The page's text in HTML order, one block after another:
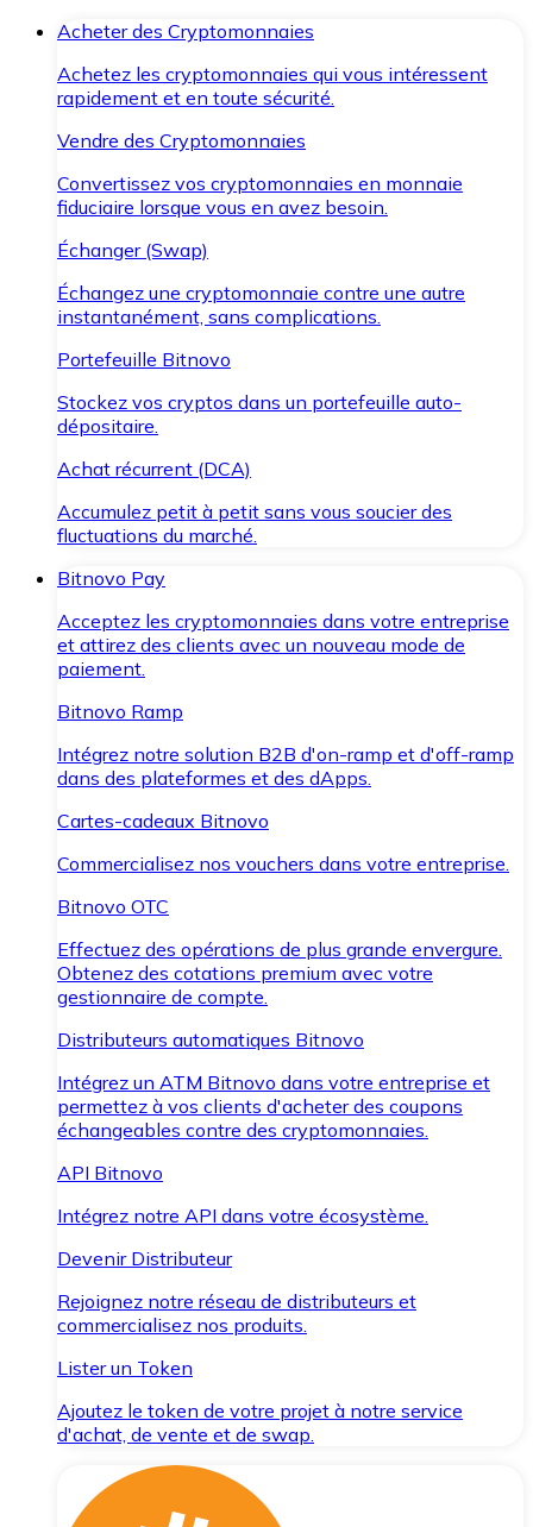
Acheter des Cryptomonnaies
Achetez les cryptomonnaies qui vous intéressent
rapidement et en toute sécurité.
Vendre des Cryptomonnaies
Convertissez vos cryptomonnaies en monnaie
fiduciaire lorsque vous en avez besoin.
Échanger (Swap)
Échangez une cryptomonnaie contre une autre
instantanément, sans complications.
Portefeuille Bitnovo
Stockez vos cryptos dans un portefeuille auto-
dépositaire.
Achat récurrent (DCA)
Accumulez petit à petit sans vous soucier des
fluctuations du marché.
Bitnovo Pay
Acceptez les cryptomonnaies dans votre entreprise
et attirez des clients avec un nouveau mode de
paiement.
Bitnovo Ramp
Intégrez notre solution B2B d'on-ramp et d'off-ramp
dans des plateformes et des dApps.
Cartes-cadeaux Bitnovo
Commercialisez nos vouchers dans votre entreprise.
Bitnovo OTC
Effectuez des opérations de plus grande envergure.
Obtenez des cotations premium avec votre
gestionnaire de compte.
Distributeurs automatiques Bitnovo
Intégrez un ATM Bitnovo dans votre entreprise et
permettez à vos clients d'acheter des coupons
échangeables contre des cryptomonnaies.
API Bitnovo
Intégrez notre API dans votre écosystème.
Devenir Distributeur
Rejoignez notre réseau de distributeurs et
commercialisez nos produits.
Lister un Token
Ajoutez le token de votre projet à notre service
d'achat, de vente et de swap.